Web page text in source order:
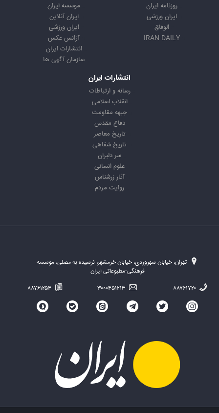
روزنامه ایران
ایران ورزشی
الوفاق
IRAN DAILY
موسسه ایران
ایران آنلاین
ایران ورزشی
آژانس عکس
انتشارات ایران
سازمان آگهی ها
انتشارات ایران
رسانه و ارتباطات
انقلاب اسلامی
جبهه مقاومت
دفاع مقدس
تاریخ معاصر
تاریخ شفاهی
سر دلبران
علوم انسانی
آثار زرشناس
روایت مردم
تهران، خیابان سهروردی، خیابان خرمشهر، نرسیده به مصلی، موسسه
فرهنگی-مطبوعاتی ایران